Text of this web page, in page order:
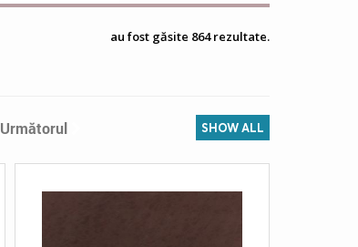
au fost găsite 864 rezultate.
SHOW ALL
Următorul